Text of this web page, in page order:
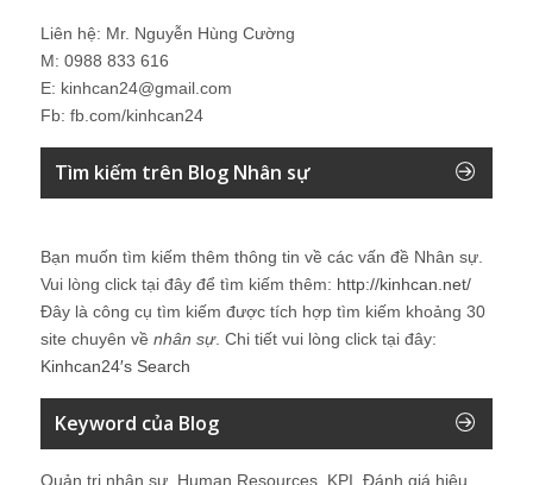
Liên hệ: Mr. Nguyễn Hùng Cường
M: 0988 833 616
E: kinhcan24@gmail.com
Fb: fb.com/kinhcan24
Tìm kiếm trên Blog Nhân sự
Bạn muốn tìm kiếm thêm thông tin về các vấn đề Nhân sự
Vui lòng click tại đây để tìm kiếm thêm: http://kinhcan.net/
Đây là công cụ tìm kiếm được tích hợp tìm kiếm khoảng 30
site chuyên về nhân sự. Chi tiết vui lòng click tại đây:
Kinhcan24′s Search
Keyword của Blog
Quản trị nhân sự, Human Resources, KPI, Đánh giá hiệu